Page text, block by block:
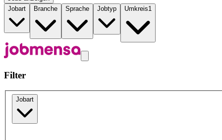
Jobart
Branche Sprache Jobtyp Umkreis1
Filter
Jobart